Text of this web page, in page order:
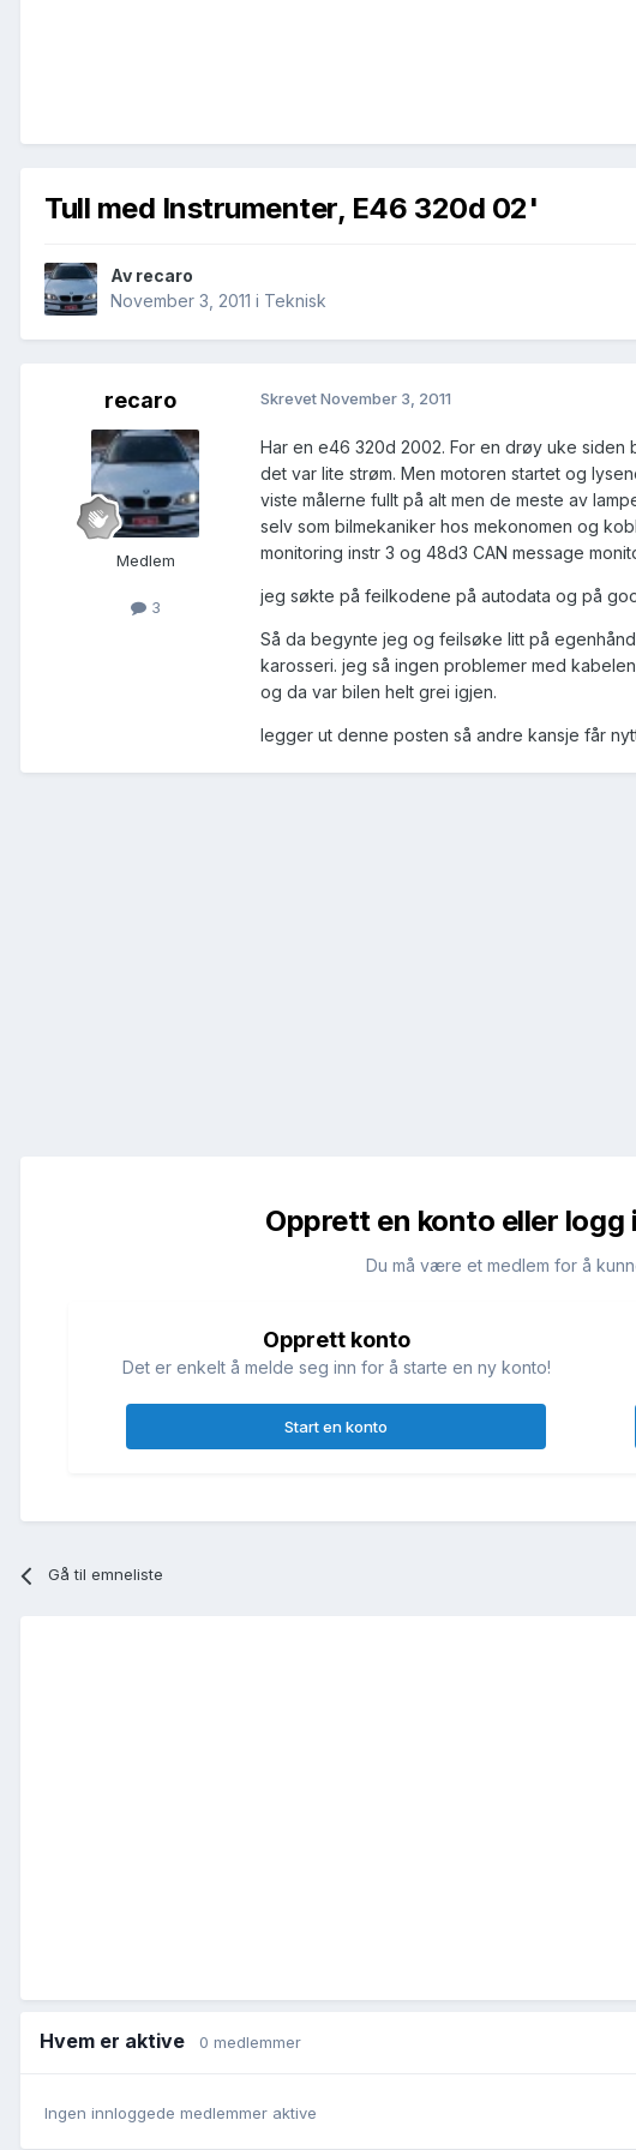
Tull med Instrumenter, E46 320d 02'
Av recaro
November 3, 2011 i Teknisk
recaro
Medlem
3
SkrevetNovember 3, 2011
Har en e46 320d 2002. For en drøy uke
det var lite strøm. Men motoren startet og
viste målerne fullt på alt men de meste av
selv som bilmekaniker hos mekonomen og
monitoring instr 3 og 48d3 CAN message
jeg søkte på feilkodene på autodata og på
Så da begynte jeg og feilsøke litt på
karosseri. jeg så ingen problemer med
og da var bilen helt grei igjen.
legger ut denne posten så andre kansje får
Opprett en konto eller logg
Du må være et medlem for å
Opprett konto
Det er enkelt å melde seg inn for å starte en ny konto!
Start en konto
Gå til emneliste
Hvem er aktive 0 medlemmer
Ingen innloggede medlemmer aktive